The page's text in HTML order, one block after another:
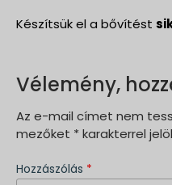
Készítsük el a bővítést
Vélemény,
Az e-mail címet nem
mezőket * karakterrel
Hozzászólás *